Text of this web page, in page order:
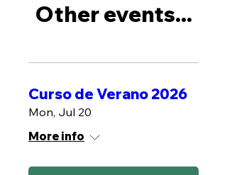
Other events...
Curso de Verano 2026
Mon, Jul 20
More info